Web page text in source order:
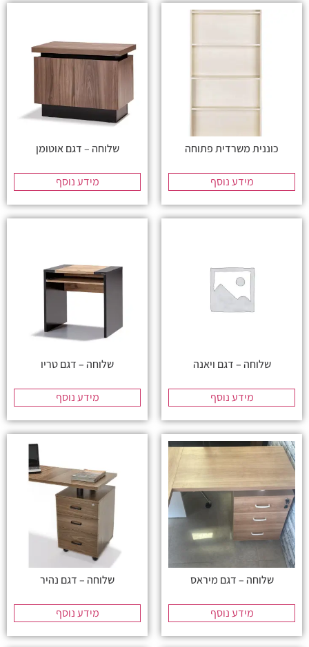
כוננית משרדית פתוחה
מידע נוסף
שלוחה – דגם אוטומן
מידע נוסף
שלוחה – דגם ויאנה
מידע נוסף
שלוחה – דגם טריו
מידע נוסף
שלוחה – דגם מיראס
מידע נוסף
שלוחה – דגם נהיר
מידע נוסף